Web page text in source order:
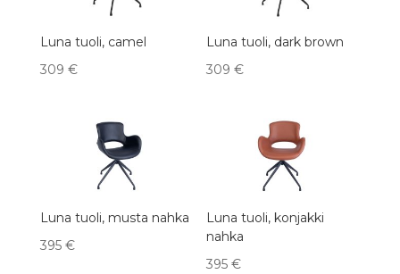
Luna tuoli, camel
309 €
Luna tuoli, dark brown
309€
Luna tuoli, musta nahka
395 €
Luna tuoli, konjakki
nahka
395€